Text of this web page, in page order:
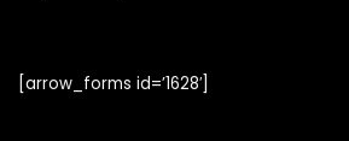
[arrow_forms id=’1628′]